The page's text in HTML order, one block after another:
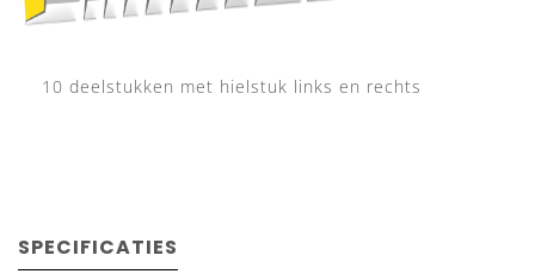
10 deelstukken met hielstuk links en rechts
SPECIFICATIES